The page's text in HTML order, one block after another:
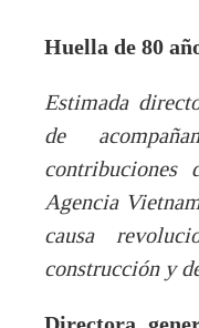
Huella de 80
Estimada
de
contribuciones
Agencia
causa
construcción y